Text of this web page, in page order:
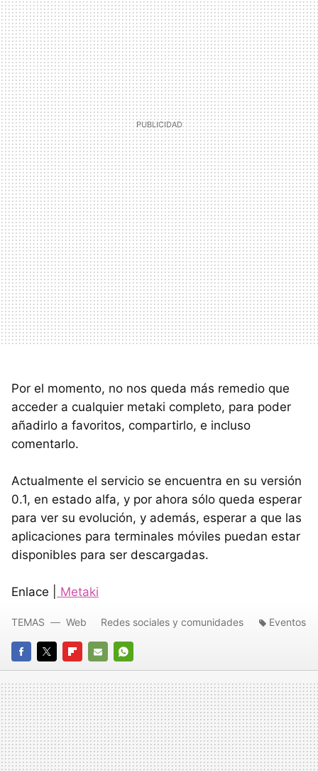
Por el momento, no nos queda más remedio que
acceder a cualquier metaki completo, para poder
añadirlo a favoritos, compartirlo, e incluso
comentarlo.
Actualmente el servicio se encuentra en su versión
0.1, en estado alfa, y por ahora sólo queda esperar
para ver su evolución, y además, esperar a que las
aplicaciones para terminales móviles puedan estar
disponibles para ser descargadas.
Enlace | Metaki
FACEBOOK
TWITTERFLIPBOARD
E-
MAIL
WHATSAPP
TEMAS Web Redes sociales y comunidades Eventos